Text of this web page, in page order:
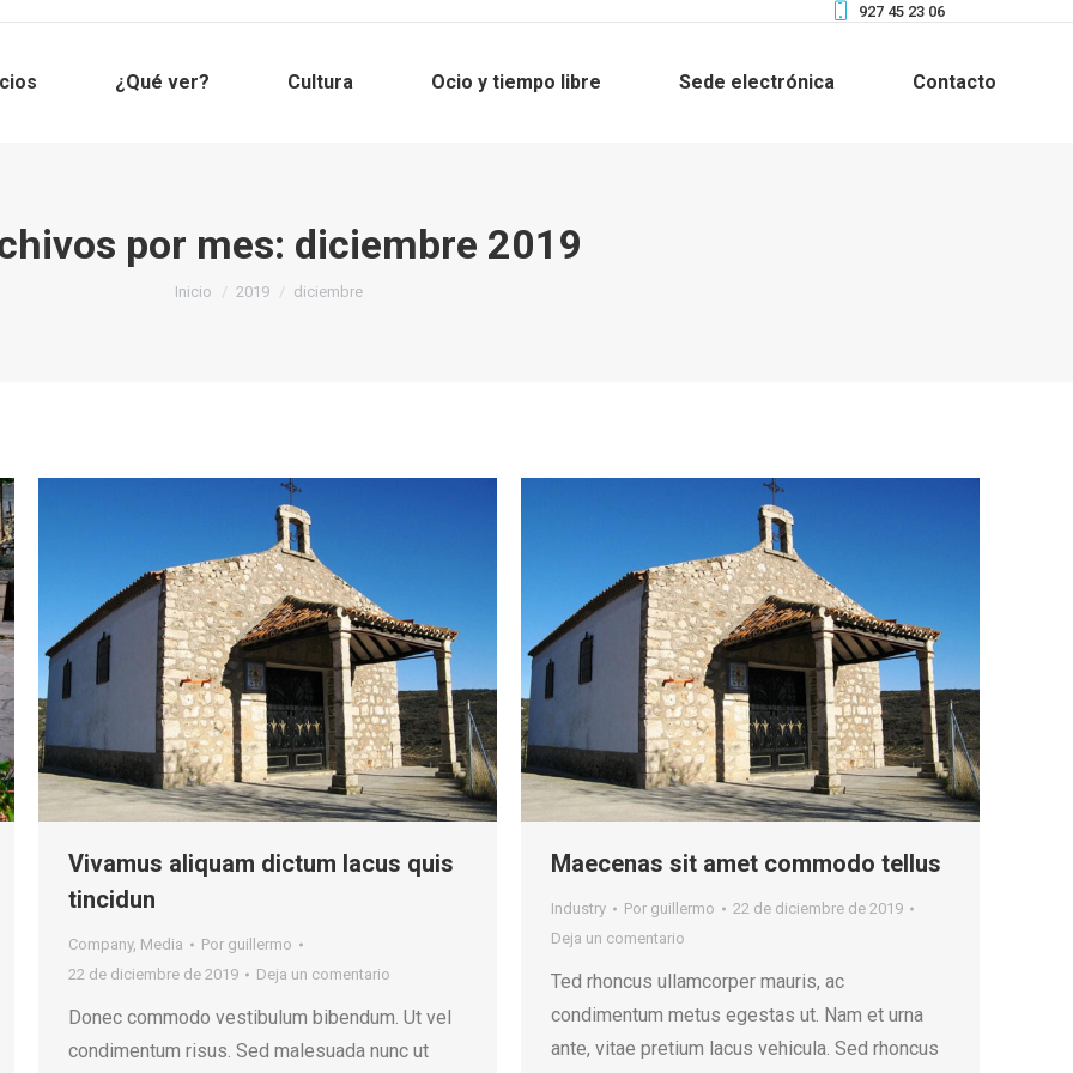
927 45 23 06
¿Qué ver? Cultura Ocio y tiempo libre Sede electrónica Contacto
por mes: diciembre 2019
Estás aquí:
Inicio 2019 diciembre
Vivamus aliquam dictum lacus quis
tincidun
Company, Media Por guillermo
22 de diciembre de 2019
Deja un comentario
Donec commodo vestibulum bibendum. Ut vel
condimentum risus. Sed malesuada nunc ut
Maecenas sit amet commodo tellus
Industry Por guillermo
22 de diciembre de 2019
Deja un comentario
Ted rhoncus ullamcorper mauris, ac
condimentum metus egestas ut. Nam et urna
ante, vitae pretium lacus vehicula. Sed rhoncus